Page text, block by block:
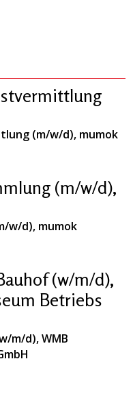
(m/w/d), mumok
(m/w/d),
w/d), mumok
(w/m/d),
Betriebs
m/d), WMB